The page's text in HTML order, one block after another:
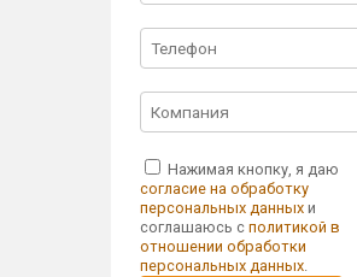
Нажимая кнопку, я даю
согласие на обработку
персональных данныхи
соглашаюсь с политикой в
отношении обработки
персональных данных.